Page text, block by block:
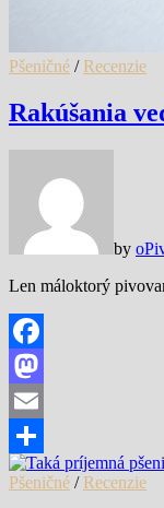
Pšeničné / Recenzie
Rakúšania
by
Len máloktorý
Facebook
Mastodon
Email
Share
Pšeničné / Recenzie